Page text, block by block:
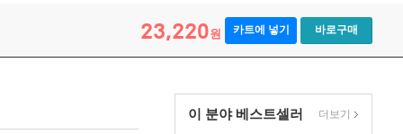
23,220원 카트에 넣기 바로구매
이 분야 베스트셀러 더보기